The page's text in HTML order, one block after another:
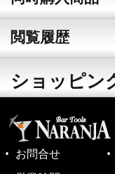
閲覧履歴
ショッピン
お問合せ